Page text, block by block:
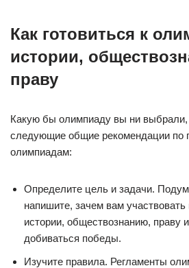
Как готовиться к
истории,
праву
Какую бы олимпиаду вы ни
следующие общие рекомендации по
олимпиадам:
Определите цель и задачи.
напишите, зачем вам
истории, обществознанию, праву
добиваться победы.
Изучите правила. Регламенты